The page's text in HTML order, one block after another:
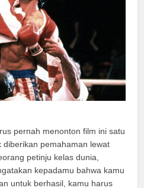
pernah menonton film ini satu
diberikan pemahaman lewat
petinju kelas dunia,
kepadamu bahwa kamu
untuk berhasil, kamu harus